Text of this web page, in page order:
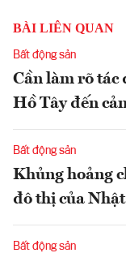
BÀI LIÊN QUAN
Bất động sản
Cần làm rõ tác
Hồ Tây đến
Bất động sản
Khủng hoảng
đô thị của
Bất động sản